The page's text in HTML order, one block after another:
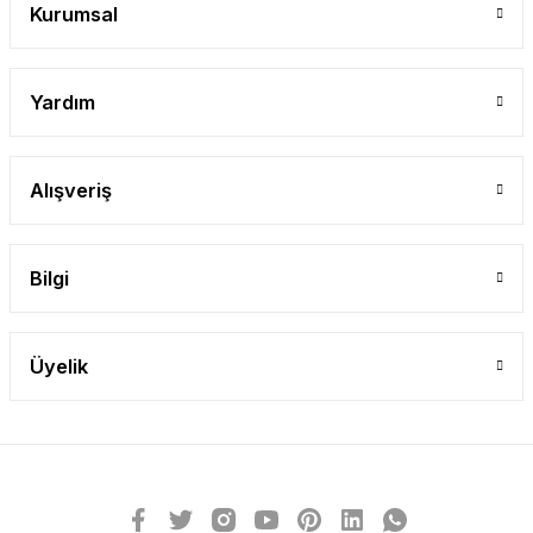
Kurumsal
Yardım
Alışveriş
Bilgi
Üyelik